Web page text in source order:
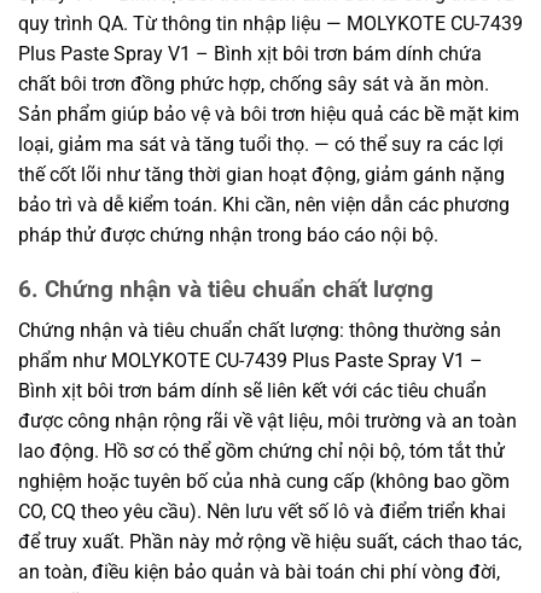
quy trình QA. Từ thông tin nhập liệu — MOLYKOTE CU-7439
Plus Paste Spray V1 – Bình xịt bôi trơn bám dính chứa
chất bôi trơn đồng phức hợp, chống sây sát và ăn mòn.
Sản phẩm giúp bảo vệ và bôi trơn hiệu quả các bề mặt kim
loại, giảm ma sát và tăng tuổi thọ. — có thể suy ra các lợi
thế cốt lõi như tăng thời gian hoạt động, giảm gánh nặng
bảo trì và dễ kiểm toán. Khi cần, nên viện dẫn các phương
pháp thử được chứng nhận trong báo cáo nội bộ.
6. Chứng nhận và tiêu chuẩn chất lượng
Chứng nhận và tiêu chuẩn chất lượng: thông thường sản
phẩm như MOLYKOTE CU-7439 Plus Paste Spray V1 –
Bình xịt bôi trơn bám dính sẽ liên kết với các tiêu chuẩn
được công nhận rộng rãi về vật liệu, môi trường và an toàn
lao động. Hồ sơ có thể gồm chứng chỉ nội bộ, tóm tắt thử
nghiệm hoặc tuyên bố của nhà cung cấp (không bao gồm
CO, CQ theo yêu cầu). Nên lưu vết số lô và điểm triển khai
để truy xuất. Phần này mở rộng về hiệu suất, cách thao tác,
an toàn, điều kiện bảo quản và bài toán chi phí vòng đời,